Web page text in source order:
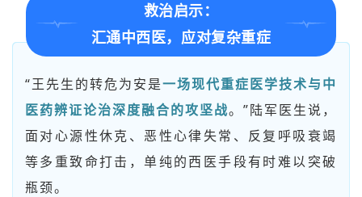
救治启示：
汇通中西医，应对复杂重症
“王先生的转危为安是一场现代重症医学技术与中
医药辨证论治深度融合的攻坚战。”陆军医生说，
面对心源性休克、恶性心律失常、反复呼吸衰竭
等多重致命打击，单纯的西医手段有时难以突破
瓶颈。